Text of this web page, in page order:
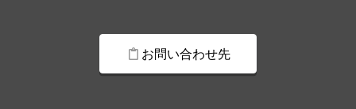
お問い合わせ先